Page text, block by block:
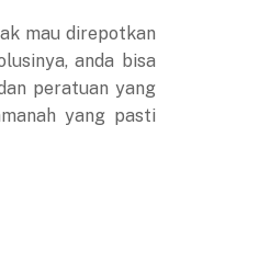
mau direpotkan
anda bisa
peratuan yang
yang pasti